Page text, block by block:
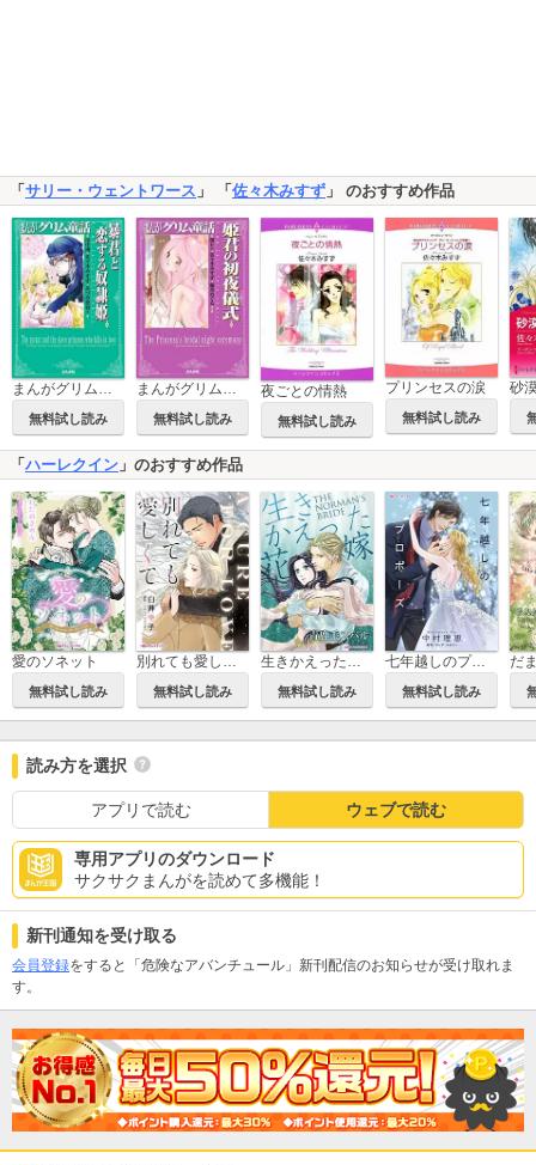
「 サリー・ウェントワース 」 「 佐々木みすず 」 のおすすめ作品
まんがグリム童話 暴君と恋する奴隷姫
無料試し読み
まんがグリム童話 姫君の初夜儀式
無料試し読み
夜ごとの情熱
無料試し読み
プリンセスの涙
無料試し読み
「 ハーレクイン 」のおすすめ作品
愛のソネット
無料試し読み
別れても愛しくて
無料試し読み
生きかえった花嫁
無料試し読み
七年越しのプロポーズ
無料試し読み
読み方を選択
アプリで読む ウェブで読む
専用アプリのダウンロード
サクサクまんがを読めて多機能！
新刊通知を受け取る
会員登録をすると「危険なアバンチュール」新刊配信のお知らせが受け取れま
す。